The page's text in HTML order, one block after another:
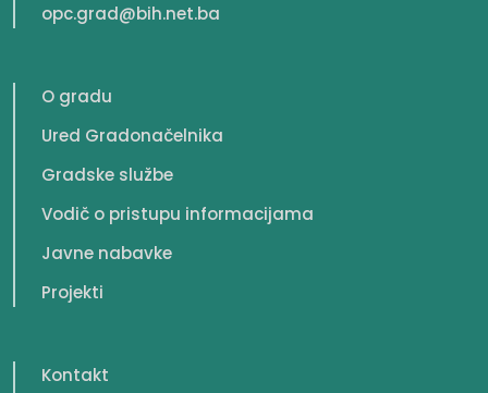
opc.grad@bih.net.ba
O gradu
Ured Gradonačelnika
Gradske službe
Vodič o pristupu informacijama
Javne nabavke
Projekti
Kontakt